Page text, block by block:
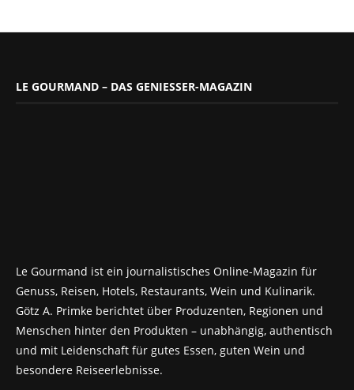
LE GOURMAND – DAS GENIESSER-MAGAZIN
Le Gourmand ist ein journalistisches Online-Magazin für
Genuss, Reisen, Hotels, Restaurants, Wein und Kulinarik.
Götz A. Primke berichtet über Produzenten, Regionen und
Menschen hinter den Produkten – unabhängig, authentisch
und mit Leidenschaft für gutes Essen, guten Wein und
besondere Reiseerlebnisse.